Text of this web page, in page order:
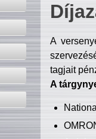
A
tagjait
A